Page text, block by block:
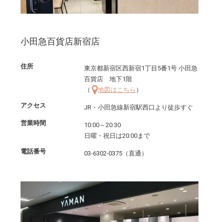
小田急百貨店新宿店
住所
東京都新宿区西新宿1丁目5番1号 小田急
百貨店 地下1階
（
地図はこちら ）
アクセス JR・小田急線新宿駅西口より徒歩すぐ
営業時間
10:00～20:30
日曜・祝日は20:00まで
電話番号 03-6302-0375（直通）